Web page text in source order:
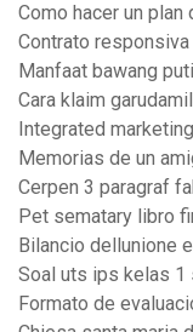
Como hacer un
Contrato
Manfaat bawang
Cara klaim
Integrated
Memorias de un
Cerpen 3 paragraf
Pet sematary libro
Bilancio dellunione
Soal uts ips kelas
Formato de